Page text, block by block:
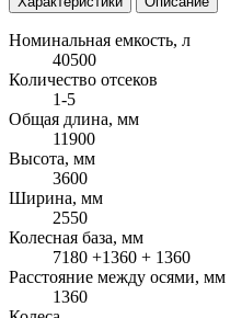
Номинальная емкость, л
40500
Количество отсеков
1-5
Общая длина, мм
11900
Высота, мм
3600
Ширина, мм
2550
Колесная база, мм
7180 +1360 + 1360
Расстояние между осями, мм
1360